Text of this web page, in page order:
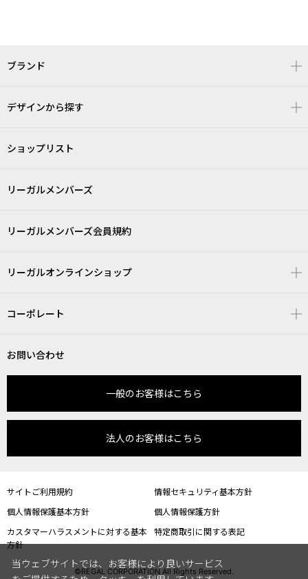
ブランド
デザインから探す
ショップリスト
リーガルメンバーズ
リーガルメンバーズ会員規約
リーガルオンラインショップ
コーポレート
お問い合わせ
一般のお客様はこちら
法人のお客様はこちら
サイトご利用規約
情報セキュリティ基本方針
個人情報保護基本方針
個人情報保護方針
カスタマーハラスメントに対する基本
方針
特定商取引に関する表記
©REGAL CORPORATION All Rights Reserved.
当ウェブサイトでは、お客様により良いサービス